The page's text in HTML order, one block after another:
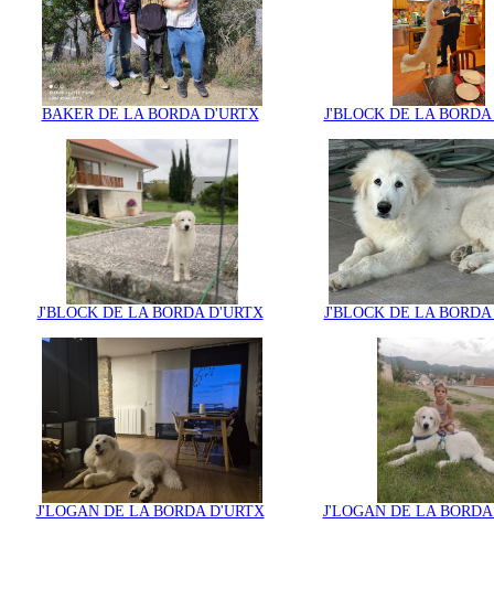
BAKER DE LA BORDA D'URTX J'BLOCK DE LA
J'BLOCK DE LA BORDA D'URTX J'BLOCK DE LA
J'LOGAN DE LA BORDA D'URTX J'LOGAN DE LA